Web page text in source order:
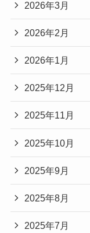
2026年3月
2026年2月
2026年1月
2025年12月
2025年11月
2025年10月
2025年9月
2025年8月
2025年7月